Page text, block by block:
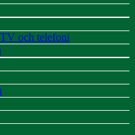
och telefoni